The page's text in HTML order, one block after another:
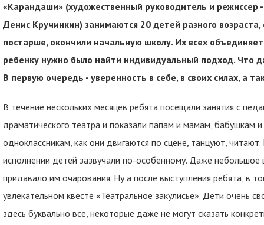
«Карандаши» (художественный руководитель и режиссер
Денис Кручинкин) занимаются 20 детей разного
постарше, окончили начальную школу. Их всех
ребенку нужно было найти индивидуальный подход. Что
В первую очередь - уверенность в себе, в своих силах, а
В течение нескольких месяцев ребята посещали занятия с
драматического театра и показали папам и мамам, бабушкам
одноклассникам, как они двигаются по сцене, танцуют,
исполнении детей зазвучали по-особенному. Даже
придавало им очарования. Ну а после выступления ребята, в
увлекательном квесте «Театральное закулисье». Дети очень
здесь буквально все, некоторые даже не могут сказать